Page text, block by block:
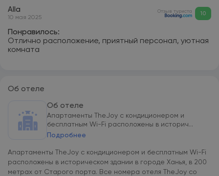
Alla
10 мая 2025
Отзыв туриста 10
Понравилось:
Отлично расположение, приятный персонал, уютная
комната
Об отеле
Об отеле
Апартаменты TheJoy с кондиционером и
бесплатным Wi-Fi расположены в историч...
Подробнее
Апартаменты TheJoy с кондиционером и бесплатным Wi-Fi
расположены в историческом здании в городе Ханья, в 200
метрах от Старого порта. Все номера отеля TheJoy со